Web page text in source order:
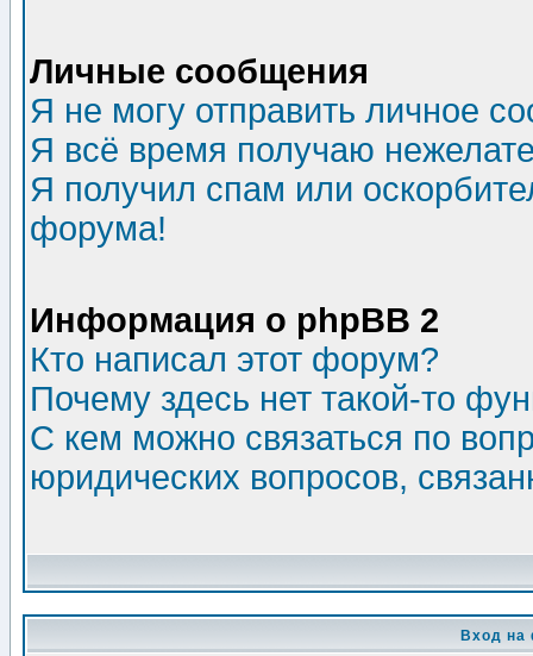
Личные сообщения
Я не могу отправить личное
Я всё время получаю
Я получил спам или
форума!
Информация о phpBB 2
Кто написал этот форум?
Почему здесь нет такой-то
С кем можно связаться по
юридических вопросов,
Вход на